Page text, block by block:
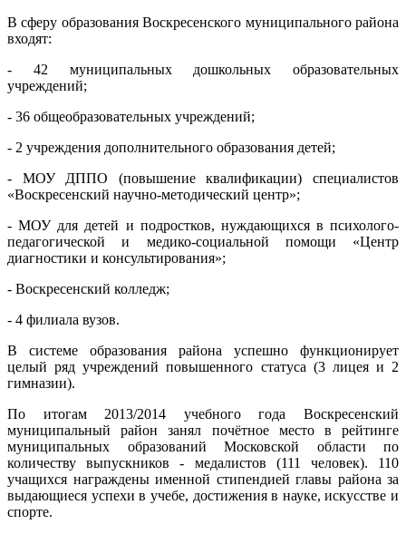
В сферу образования Воскресенского муниципального района
входят:
- 42 муниципальных дошкольных образовательных
учреждений;
- 36 общеобразовательных учреждений;
- 2 учреждения дополнительного образования детей;
- МОУ ДППО (повышение квалификации) специалистов
«Воскресенский научно-методический центр»;
- МОУ для детей и подростков, нуждающихся в психолого-
педагогической и медико-социальной помощи «Центр
диагностики и консультирования»;
- Воскресенский колледж;
- 4 филиала вузов.
В системе образования района успешно функционирует
целый ряд учреждений повышенного статуса (3 лицея и 2
гимназии).
По итогам 2013/2014 учебного года Воскресенский
муниципальный район занял почётное место в рейтинге
муниципальных образований Московской области по
количеству выпускников - медалистов (111 человек). 110
учащихся награждены именной стипендией главы района за
выдающиеся успехи в учебе, достижения в науке, искусстве и
спорте.